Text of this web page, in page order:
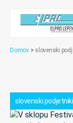
Domov > slovenski
slovenski